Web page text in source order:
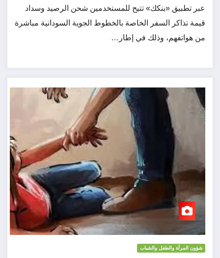
عبر تطبيق «بنكك» تتيح للمستخدمين شحن الرصيد وسداد
قيمة تذاكر السفر الخاصة بالخطوط الجوية السودانية مباشرة
من هواتفهم، وذلك في إطار…
شؤون المرأة والطفل والشباب